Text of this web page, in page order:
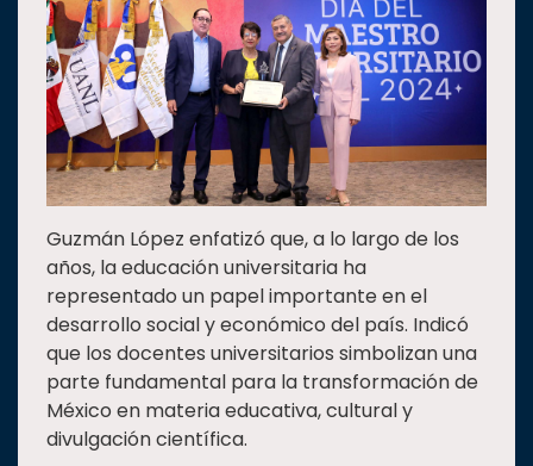
Guzmán López enfatizó que, a lo largo de los
años, la educación universitaria ha
representado un papel importante en el
desarrollo social y económico del país. Indicó
que los docentes universitarios simbolizan una
parte fundamental para la transformación de
México en materia educativa, cultural y
divulgación científica.